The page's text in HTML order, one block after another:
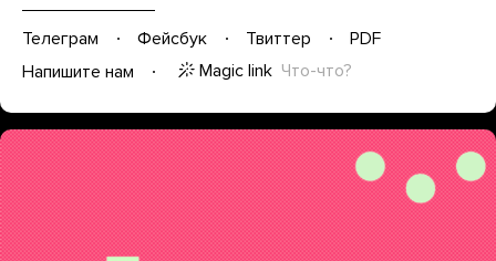
Телеграм Фейсбук Твиттер
PDF
Напишите нам
Magic link Что-что?